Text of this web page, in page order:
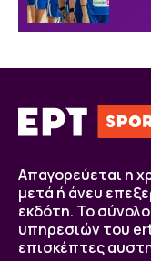
Απαγορεύεται η
μετά ή άνευ
εκδότη. Το
υπηρεσιών του
επισκέπτες